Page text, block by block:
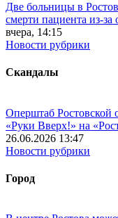
Две больницы в
смерти пациента из-
вчера, 14:15
Новости рубрики
Скандалы
Оперштаб Ростовской
«Руки Вверх!» на
26.06.2026 13:47
Новости рубрики
Город